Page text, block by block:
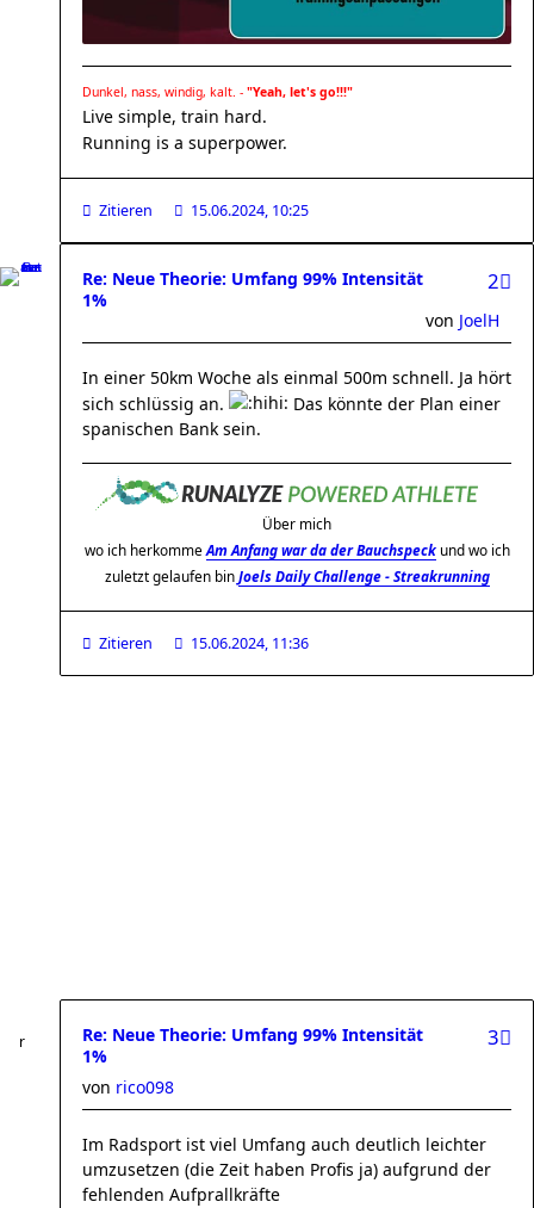
Dunkel, nass, windig, kalt. - "Yeah, let's go!!!"
Live simple, train hard.
Running is a superpower.
Zitieren 15.06.2024, 10:25
Re: Neue Theorie: Umfang 99% Intensität
1%
2
von JoelH
In einer 50km Woche als einmal 500m schnell. Ja hört
sich schlüssig an.
Das könnte der Plan einer
spanischen Bank sein.
Über mich
wo ich herkomme Am Anfang war da der Bauchspeckund wo ich
zuletzt gelaufen binJoels Daily Challenge - Streakrunning
Zitieren 15.06.2024, 11:36
Re: Neue Theorie: Umfang 99% Intensität
1%
3
von rico098
Im Radsport ist viel Umfang auch deutlich leichter
umzusetzen (die Zeit haben Profis ja) aufgrund der
fehlenden Aufprallkräfte